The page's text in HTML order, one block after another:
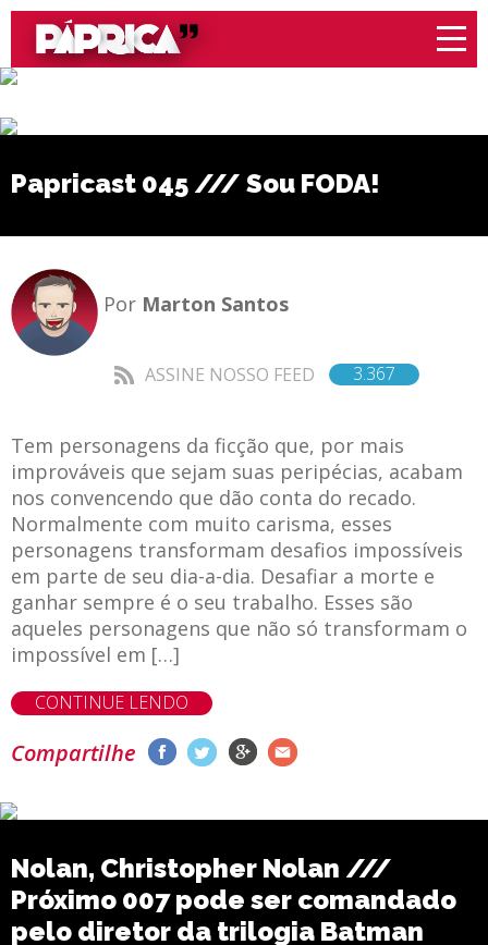
Papricast 045 /// Sou FODA!
Por Marton Santos
ASSINE NOSSO FEED 3.367
Tem personagens da ficção que, por mais
improváveis que sejam suas peripécias, acabam
nos convencendo que dão conta do recado.
Normalmente com muito carisma, esses
personagens transformam desafios impossíveis
em parte de seu dia-a-dia. Desafiar a morte e
ganhar sempre é o seu trabalho. Esses são
aqueles personagens que não só transformam o
impossível em […]
CONTINUE LENDO
Compartilhe
Nolan, Christopher Nolan ///
Próximo 007 pode ser comandado
pelo diretor da trilogia Batman